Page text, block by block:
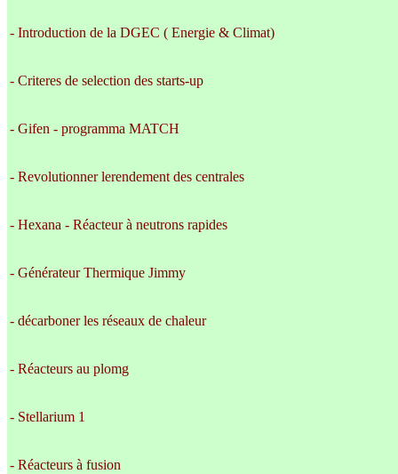
- Introduction de la DGEC ( Energie & Climat)
- Criteres de selection des starts-up
- Gifen - programma MATCH
- Revolutionner lerendement des centrales
- Hexana - Réacteur à neutrons rapides
- Générateur Thermique Jimmy
- décarboner les réseaux de chaleur
- Réacteurs au plomg
- Stellarium 1
- Réacteurs à fusion